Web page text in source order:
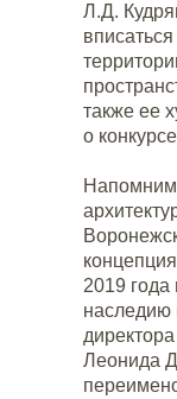
Л.Д.
также ее
о
2019 года
наследию
Леонида